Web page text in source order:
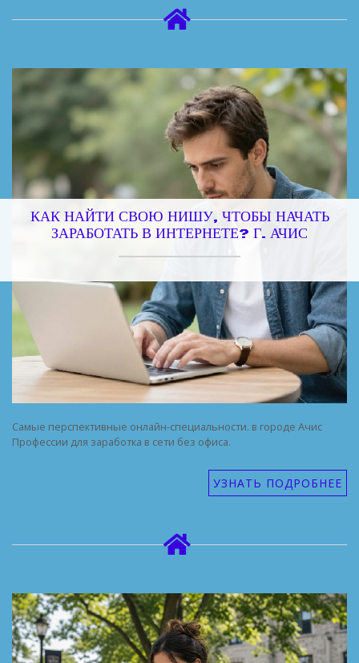
КАК НАЙТИ СВОЮ НИШУ, ЧТОБЫ НАЧАТЬ
ЗАРАБОТАТЬ В ИНТЕРНЕТЕ? Г. АЧИС
Самые перспективные онлайн-специальности. в городе Ачис
Профессии для заработка в сети без офиса.
УЗНАТЬ ПОДРОБНЕЕ